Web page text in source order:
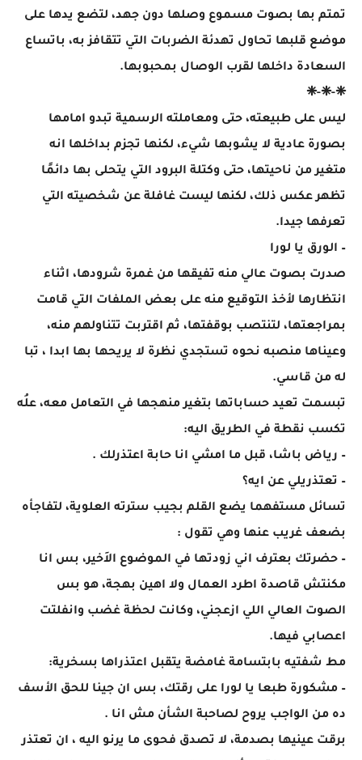
تمتم بها بصوت مسموع وصلها دون جهد، لتضع يدها على
موضع قلبها تحاول تهدئة الضربات التي تتقافز به، باتساع
السعادة داخلها لقرب الوصال بمحبوبها.
❈-❈-❈
ليس على طبيعته، حتى ومعاملته الرسمية تبدو امامها
بصورة عادية لا يشوبها شيء، لكنها تجزم بداخلها انه
متغير من ناحيتها، حتى وكتلة البرود التي يتحلى بها دائمًا
تظهر عكس ذلك، لكنها ليست غافلة عن شخصيته التي
تعرفها جيدا.
– الورق يا لورا
صدرت بصوت عالي منه تفيقها من غمرة شرودها، اثناء
انتظارها لأخذ التوقيع منه على بعض الملفات التي قامت
بمراجعتها، لتنتصب بوقفتها، ثم اقتربت تتناولهم منه،
وعيناها منصبه نحوه تستجدي نظرة لا يريحها بها ابدا ، تبا
له من قاسي.
تبسمت تعيد حساباتها بتغير منهجها في التعامل معه، علُه
تكسب نقطة في الطريق اليه:
– رياض باشا، قبل ما امشي انا حابة اعتذرلك .
– تعتذريلي عن ايه؟
تسائل مستفهما يضع القلم بجيب سترته العلوية، لتفاجأه
بضعف غريب عنها وهي تقول :
– حضرتك بعترف اني زودتها في الموضوع الاَخير، بس انا
مكنتش قاصدة اطرد العمال ولا اهين بهجة، هو بس
الصوت العالي اللي ازعجني، وكانت لحظة غضب وانفلتت
اعصابي فيها.
مط شفتيه بابتسامة غامضة يتقبل اعتذراها بسخرية:
– مشكورة طبعا يا لورا على رقتك، بس ان جينا للحق الأسف
ده من الواجب يروح لصاحبة الشأن مش انا .
برقت عينيها بصدمة، لا تصدق فحوى ما يرنو اليه ، ان تعتذر